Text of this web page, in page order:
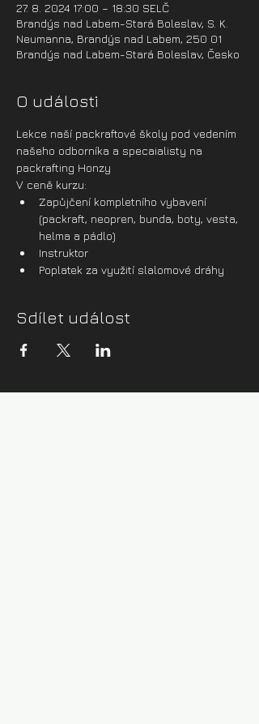
27. 8. 2024 17:00 – 18:30 SELČ
Brandýs nad Labem-Stará Boleslav, S. K.
Neumanna, Brandýs nad Labem, 250 01
Brandýs nad Labem-Stará Boleslav, Česko
O události
Lekce naší packraftové školy pod vedením
našeho odborníka a specaialisty na
packrafting Honzy
V ceně kurzu:
Zapůjčení kompletního vybavení
(packraft, neopren, bunda, boty, vesta,
helma a pádlo)
Instruktor
Poplatek za využití slalomové dráhy
Sdílet událost